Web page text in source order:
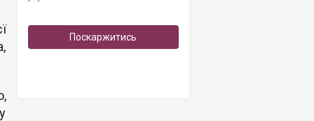
Поскаржитись